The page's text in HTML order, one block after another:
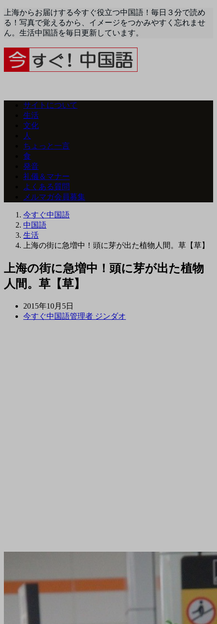
上海からお届けする今すぐ役立つ中国語！毎日３分で読め
る！写真で覚えるから、イメージをつかみやすく忘れませ
ん。生活中国語を毎日更新しています。
サイトについて
生活
文化
人
ちょっと一言
食
発音
礼儀＆マナー
よくある質問
メルマガ会員募集
今すぐ中国語
中国語
生活
上海の街に急増中！頭に芽が出た植物人間。草【草】
上海の街に急増中！頭に芽が出た植物
人間。草【草】
2015年10月5日
今すぐ中国語管理者 ジンダオ